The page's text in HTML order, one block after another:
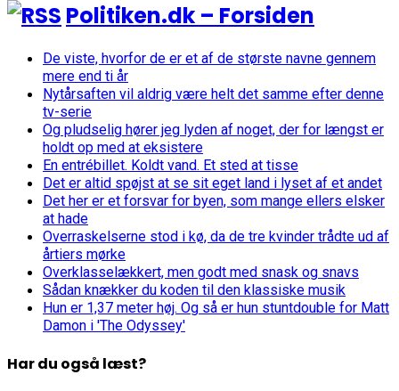
Politiken.dk – Forsiden
De viste, hvorfor de er et af de største navne gennem
mere end ti år
Nytårsaften vil aldrig være helt det samme efter denne
tv-serie
Og pludselig hører jeg lyden af noget, der for længst er
holdt op med at eksistere
En entrébillet. Koldt vand. Et sted at tisse
Det er altid spøjst at se sit eget land i lyset af et andet
Det her er et forsvar for byen, som mange ellers elsker
at hade
Overraskelserne stod i kø, da de tre kvinder trådte ud af
årtiers mørke
Overklasselækkert, men godt med snask og snavs
Sådan knækker du koden til den klassiske musik
Hun er 1,37 meter høj. Og så er hun stuntdouble for Matt
Damon i 'The Odyssey'
Har du også læst?